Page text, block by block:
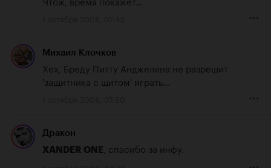
Михаил Клочков
Хех, Бреду Питту Анджелина не разрешит
'защитника с щитом' играть...
Дракон
XANDER ONE, спасибо за инфу.